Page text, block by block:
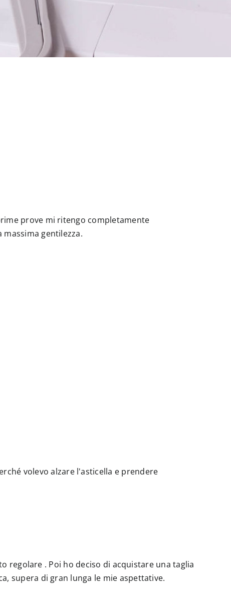
prove mi ritengo completamente
gentilezza.
volevo alzare l'asticella e prendere
regolare . Poi ho deciso di acquistare una taglia
supera di gran lunga le mie aspettative.